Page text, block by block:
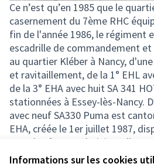
Informations sur les cookies
Ce n’est qu’en 1985 que le
casernement du 7ème RHC
fin de l'année 1986, le régiment
escadrille de commandement
au quartier Kléber à Nancy,
et ravitaillement, de la 1° EHL
de la 3° EHA avec huit SA 341
stationnées à Essey-lès-Nancy.
avec neuf SA330 Puma est
EHA, créée le 1er juillet 1987,
HOT. le 7° RHC administre l'EHL
Alouette II ) créée à Nancy avec